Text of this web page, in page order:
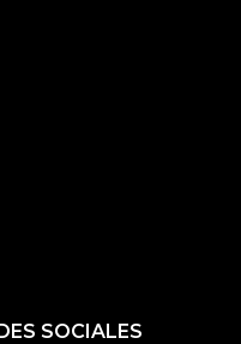
SOCIALES